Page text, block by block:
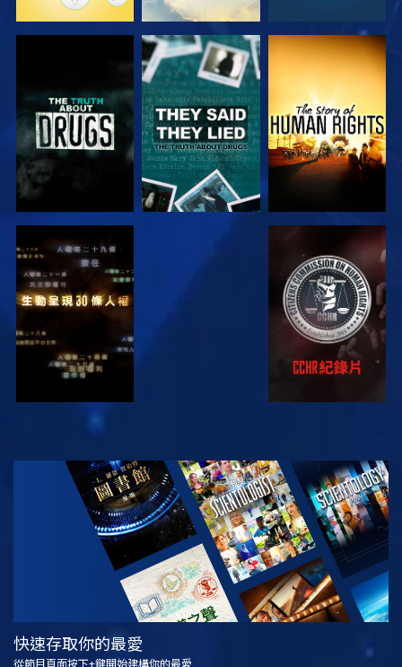
觀看 觀看
觀看 觀看
觀看 探索系列節目
快速存取你的最愛
從節目頁面按下+鍵開始建構你的最愛